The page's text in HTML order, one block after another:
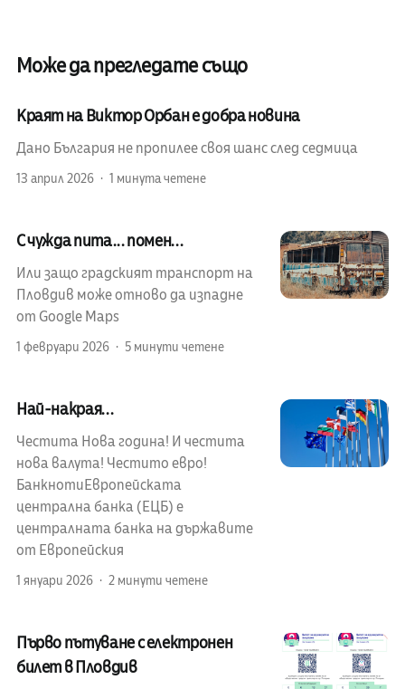
Може да прегледате също
Краят на Виктор Орбан е добра новина
Дано България не пропилее своя шанс след седмица
13 април 2026 1 минута четене
С чужда пита... помен...
Или защо градският транспорт на
Пловдив може отново да изпадне
от Google Maps
1 февруари 2026 5 минути четене
Най-накрая...
Честита Нова година! И честита
нова валута! Честито евро!
БанкнотиЕвропейската
централна банка (ЕЦБ) е
централната банка на държавите
от Европейския
1 януари 2026 2 минути четене
Първо пътуване с електронен
билет в Пловдив